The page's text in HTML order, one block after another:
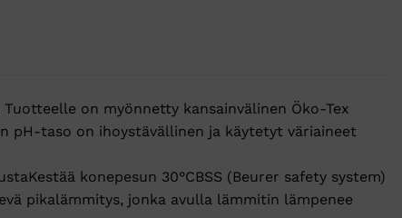
on myönnetty kansainvälinen Öko-Tex
pH-taso on ihoystävällinen ja käytetyt väriaineet
konepesun 30°CBSS (Beurer safety system)
pikalämmitys, jonka avulla lämmitin lämpenee